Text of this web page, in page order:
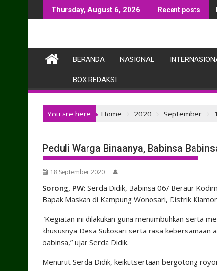
to
Thursday, August 6, 2026 Recent posts
BERANDA NASIONAL
BOX REDAKSI
You are here Home 2020 September
Peduli Warga Binaanya, Babinsa
18 September 2020
Sorong, PW: Serda Didik, Babinsa 06/ Beraur
Bapak Maskan di Kampung Wonosari, Distrik
“Kegiatan ini dilakukan guna menumbuhkan serta
khususnya Desa Sukosari serta rasa kebersamaan
babinsa,” ujar Serda Didik.
Menurut Serda Didik, keikutsertaan bergotong